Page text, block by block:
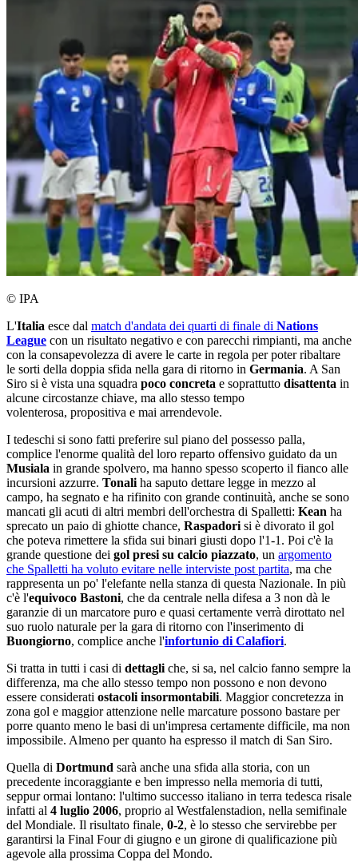
© IPA
L'Italia esce dal match d'andata dei quarti di finale di Nations
League con un risultato negativo e con parecchi rimpianti, ma anche
con la consapevolezza di avere le carte in regola per poter ribaltare
le sorti della doppia sfida nella gara di ritorno in Germania. A San
Siro si è vista una squadra poco concreta e soprattutto disattenta in
alcune circostanze chiave, ma allo stesso tempo
volenterosa, propositiva e mai arrendevole.
I tedeschi si sono fatti preferire sul piano del possesso palla,
complice l'enorme qualità del loro reparto offensivo guidato da un
Musiala in grande spolvero, ma hanno spesso scoperto il fianco alle
incursioni azzurre. Tonali ha saputo dettare legge in mezzo al
campo, ha segnato e ha rifinito con grande continuità, anche se sono
mancati gli acuti di altri membri dell'orchestra di Spalletti: Kean ha
sprecato un paio di ghiotte chance, Raspadori si è divorato il gol
che poteva rimettere la sfida sui binari giusti dopo l'1-1. Poi c'è la
grande questione dei gol presi su calcio piazzato, un argomento
che Spalletti ha voluto evitare nelle interviste post partita, ma che
rappresenta un po' l'elefante nella stanza di questa Nazionale. In più
c'è l'equivoco Bastoni, che da centrale nella difesa a 3 non dà le
garanzie di un marcatore puro e quasi certamente verrà dirottato nel
suo ruolo naturale per la gara di ritorno con l'inserimento di
Buongiorno, complice anche l'infortunio di Calafiori.
Si tratta in tutti i casi di dettagli che, si sa, nel calcio fanno sempre la
differenza, ma che allo stesso tempo non possono e non devono
essere considerati ostacoli insormontabili. Maggior concretezza in
zona gol e maggior attenzione nelle marcature possono bastare per
porre quanto meno le basi di un'impresa certamente difficile, ma non
impossibile. Almeno per quanto ha espresso il match di San Siro.
Quella di Dortmund sarà anche una sfida alla storia, con un
precedente incoraggiante e ben impresso nella memoria di tutti,
seppur ormai lontano: l'ultimo successo italiano in terra tedesca risale
infatti al 4 luglio 2006, proprio al Westfalenstadion, nella semifinale
del Mondiale. Il risultato finale, 0-2, è lo stesso che servirebbe per
garantirsi la Final Four di giugno e un girone di qualificazione più
agevole alla prossima Coppa del Mondo.